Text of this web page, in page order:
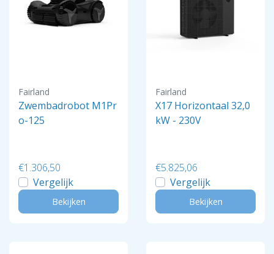
Fairland
Zwembadrobot M1Pr
o-125
€1.306,50
Vergelijk
Bekijken
Fairland
X17 Horizontaal 32,0
kW - 230V
€5.825,06
Vergelijk
Bekijken